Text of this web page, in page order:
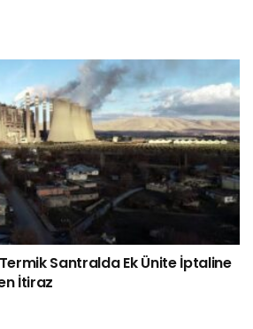
Santralda Ek Ünite İptaline
İtiraz